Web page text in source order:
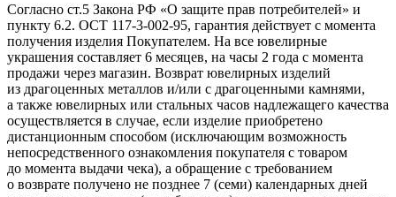
Согласно ст.5 Закона РФ «О защите прав потребителей» и
пункту 6.2. ОСТ 117-3-002-95, гарантия действует с момента
получения изделия Покупателем. На все ювелирные
украшения составляет 6 месяцев, на часы 2 года с момента
продажи через магазин. Возврат ювелирных изделий
из драгоценных металлов и/или с драгоценными камнями,
а также ювелирных или стальных часов надлежащего качества
осуществляется в случае, если изделие приобретено
дистанционным способом (исключающим возможность
непосредственного ознакомления покупателя с товаром
до момента выдачи чека), а обращение с требованием
о возврате получено не позднее 7 (семи) календарных дней